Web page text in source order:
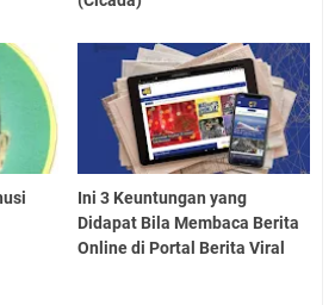
Ini 3 Keuntungan yang
Didapat Bila Membaca Berita
Online di Portal Berita Viral